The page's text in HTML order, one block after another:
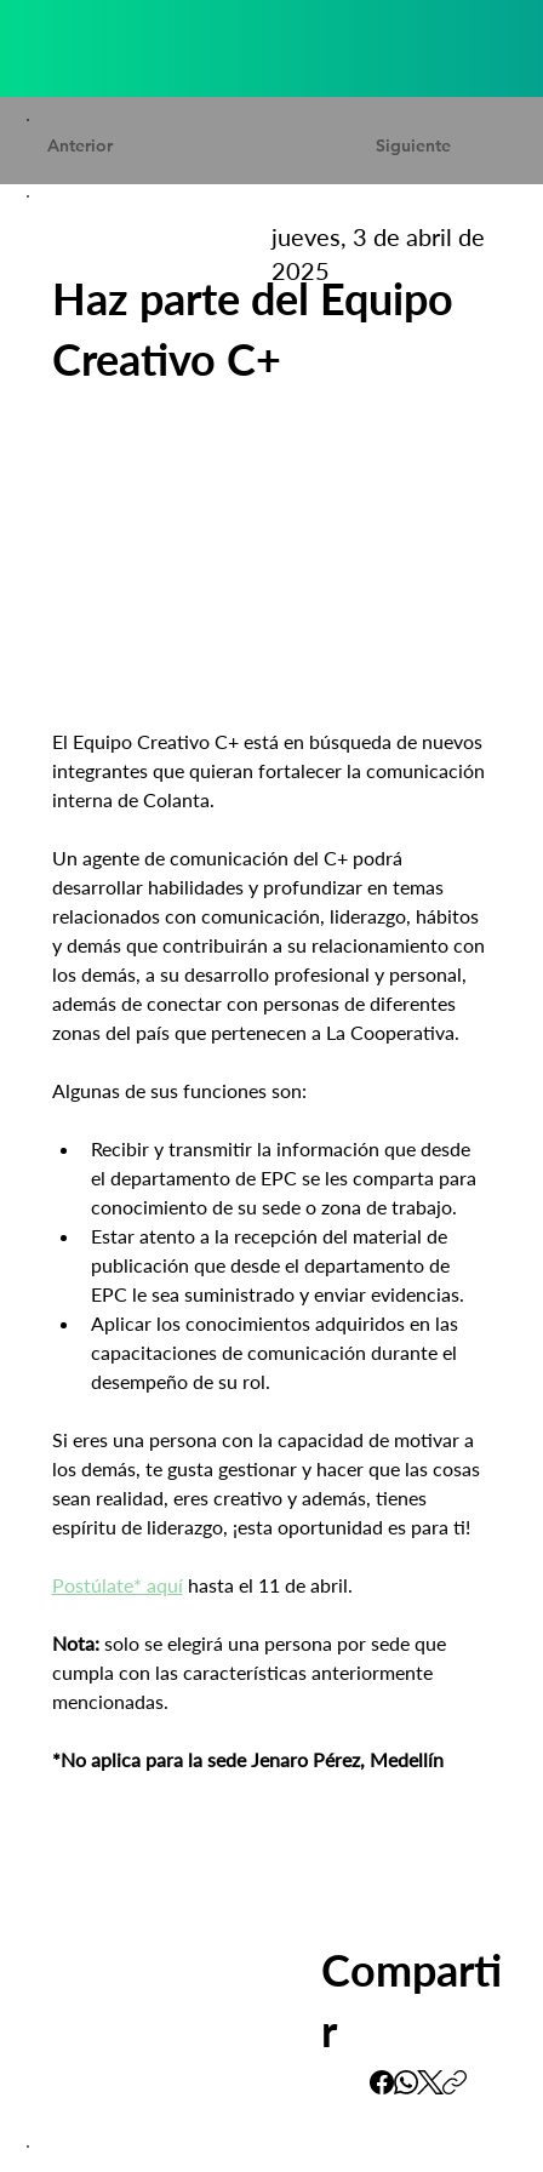
Siguiente
Anterior
jueves, 3 de abril de
2025
Haz parte del Equipo
Creativo C+
El Equipo Creativo C+ está en búsqueda de nuevos
integrantes que quieran fortalecer la comunicación
interna de Colanta.
Un agente de comunicación del C+ podrá
desarrollar habilidades y profundizar en temas
relacionados con comunicación, liderazgo, hábitos
y demás que contribuirán a su relacionamiento con
los demás, a su desarrollo profesional y personal,
además de conectar con personas de diferentes
zonas del país que pertenecen a La Cooperativa.
Algunas de sus funciones son:
Recibir y transmitir la información que desde
el departamento de EPC se les comparta para
conocimiento de su sede o zona de trabajo.
Estar atento a la recepción del material de
publicación que desde el departamento de
EPC le sea suministrado y enviar evidencias.
Aplicar los conocimientos adquiridos en las
capacitaciones de comunicación durante el
desempeño de su rol.
Si eres una persona con la capacidad de motivar a
los demás, te gusta gestionar y hacer que las cosas
sean realidad, eres creativo y además, tienes
espíritu de liderazgo, ¡esta oportunidad es para ti!
Postúlate* aquí hasta el 11 de abril.
Nota: solo se elegirá una persona por sede que
cumpla con las características anteriormente
mencionadas.
*No aplica para la sede Jenaro Pérez, Medellín
Comparti
r